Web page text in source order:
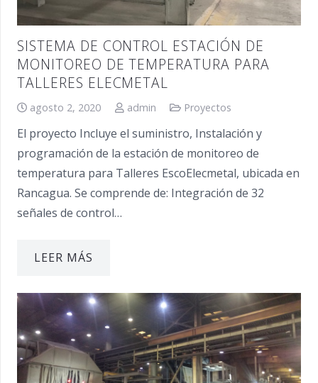
SISTEMA DE CONTROL ESTACIÓN DE
MONITOREO DE TEMPERATURA PARA
TALLERES ELECMETAL
agosto 2, 2020 admin Proyectos
El proyecto Incluye el suministro, Instalación y
programación de la estación de monitoreo de
temperatura para Talleres EscoElecmetal, ubicada en
Rancagua. Se comprende de: Integración de 32
señales de control…
LEER MÁS